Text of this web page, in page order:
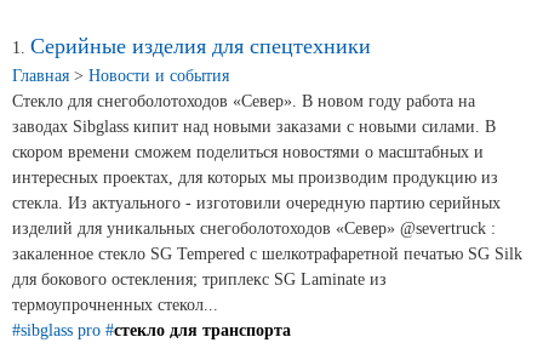
Новости и события
Продажа недвижимости
Продукция
Листовое стекло
Стекло для строительства и интерьера
1. Серийные изделия для спецтехники
Главная > Новости и события
Стекло для снегоболотоходов «Север». В новом году работа на
заводах Sibglass кипит над новыми заказами с новыми силами. В
скором времени сможем поделиться новостями о масштабных и
интересных проектах, для которых мы производим продукцию из
стекла. Из актуального - изготовили очередную партию серийных
изделий для уникальных снегоболотоходов «Север» @severtruck :
закаленное стекло SG Tempered с шелкотрафаретной печатью SG Silk
для бокового остекления; триплекс SG Laminate из
термоупрочненных стекол...
#sibglass pro #стекло для транспорта